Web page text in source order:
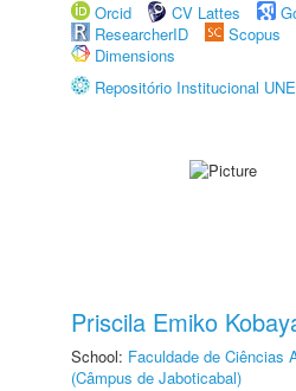
Orcid
CV Lattes
ResearcherID
Scopus
Dimensions
Repositório Institucional
Priscila Emiko
School: Faculdade de Ciências
(Câmpus de Jaboticabal)